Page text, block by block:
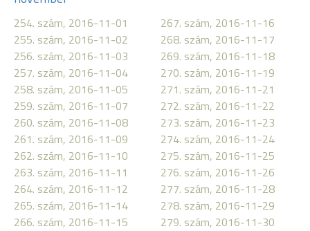
254. szám, 2016-11-01
255. szám, 2016-11-02
256. szám, 2016-11-03
257. szám, 2016-11-04
258. szám, 2016-11-05
259. szám, 2016-11-07
260. szám, 2016-11-08
261. szám, 2016-11-09
262. szám, 2016-11-10
263. szám, 2016-11-11
264. szám, 2016-11-12
265. szám, 2016-11-14
266. szám, 2016-11-15
267. szám, 2016-11-16
268. szám, 2016-11-17
269. szám, 2016-11-18
270. szám, 2016-11-19
271. szám, 2016-11-21
272. szám, 2016-11-22
273. szám, 2016-11-23
274. szám, 2016-11-24
275. szám, 2016-11-25
276. szám, 2016-11-26
277. szám, 2016-11-28
278. szám, 2016-11-29
279. szám, 2016-11-30